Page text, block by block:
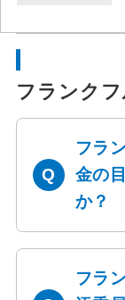
フランク
フラ
金の
か？
フラ